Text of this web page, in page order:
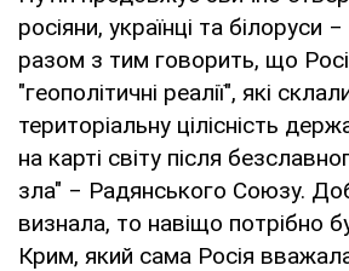
росіяни, українці та білоруси
разом з тим говорить, що
"геополітичні реалії", які
територіальну цілісність
на карті світу після
зла" ‒ Радянського Союзу.
визнала, то навіщо потрібно
Крим, який сама Росія